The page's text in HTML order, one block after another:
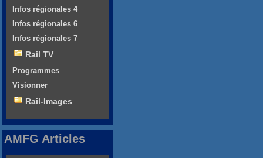
Infos régionales 4
Infos régionales 6
Infos régionales 7
Rail TV
Programmes
Visionner
Rail-Images
AMFG Articles